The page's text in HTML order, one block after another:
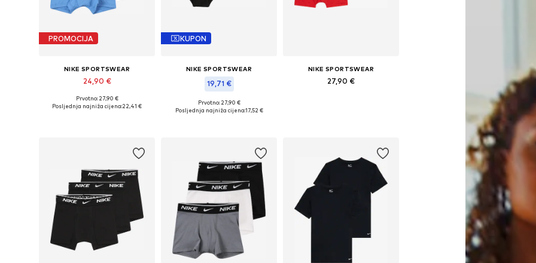
PROMOCIJA
NIKE SPORTSWEAR
24,90 €
Prvotno: 27,90 €
Posljednja najniža cijena:22,41 €
KUPON
NIKE SPORTSWEAR
19,71 €
Dostupne veličine: 128-138
Prvotno: 27,90 €
Posljednja najniža cijena:17,52 €
NIKE SPORTSWEAR
27,90 €